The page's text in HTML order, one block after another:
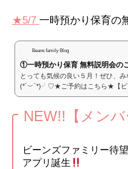
★5/7 一時預かり保育の
Beans family Blog
①一時預かり保育 無料説明会の
とっても気候の良い５月！ぜひ、
(*´︶`*)╯♡★ご予約はこちら★【ビ
NEW!!【メンバ
ビーンズファミリー待
アプリ誕生